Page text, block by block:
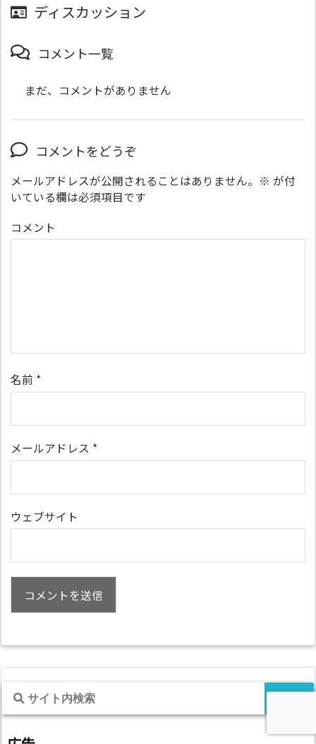
ディスカッション
コメント一覧
まだ、コメントがありません
コメントをどうぞ
メールアドレスが公開されることはありません。 ※ が付
いている欄は必須項目です
コメント
名前 *
メールアドレス *
ウェブサイト